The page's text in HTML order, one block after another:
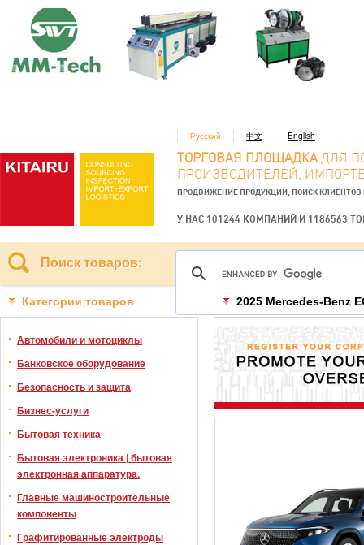
Русский 中文 English
ТОРГОВАЯ ПЛОЩАДКА ДЛЯ
ПРОИЗВОДИТЕЛЕЙ,
ПРОДВИЖЕНИЕ ПРОДУКЦИИ, ПОИСК КЛИЕНТОВ
У НАС 101244 КОМПАНИЙ И 1186563
Поиск товаров:
Категории товаров
Автомобили и мотоциклы
Банковское оборудование
Безопасность и защита
Бизнес-услуги
Бытовая техника
Бытовая электроника | бытовая
электронная аппаратура.
Главные машиностроительные
компоненты
Графитированные электроды
2025 Mercedes-Benz